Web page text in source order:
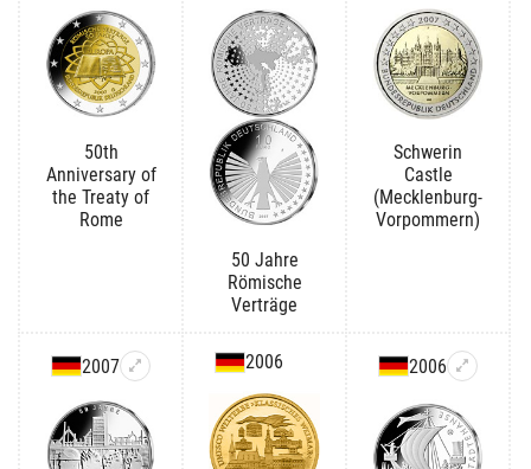
50th
Anniversary of
the Treaty of
Rome
50 Jahre
Römische
Verträge
Schwerin
Castle
(Mecklenburg-
Vorpommern)
2007 2006 2006